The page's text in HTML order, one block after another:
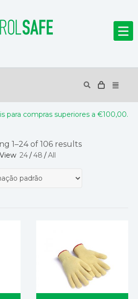
para compras superiores a €100,00.
1–24 of 106 results
View 24/48 /All